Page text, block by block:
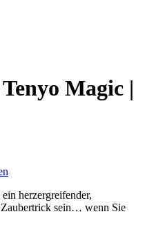
Magic |
herzergreifender,
sein… wenn Sie